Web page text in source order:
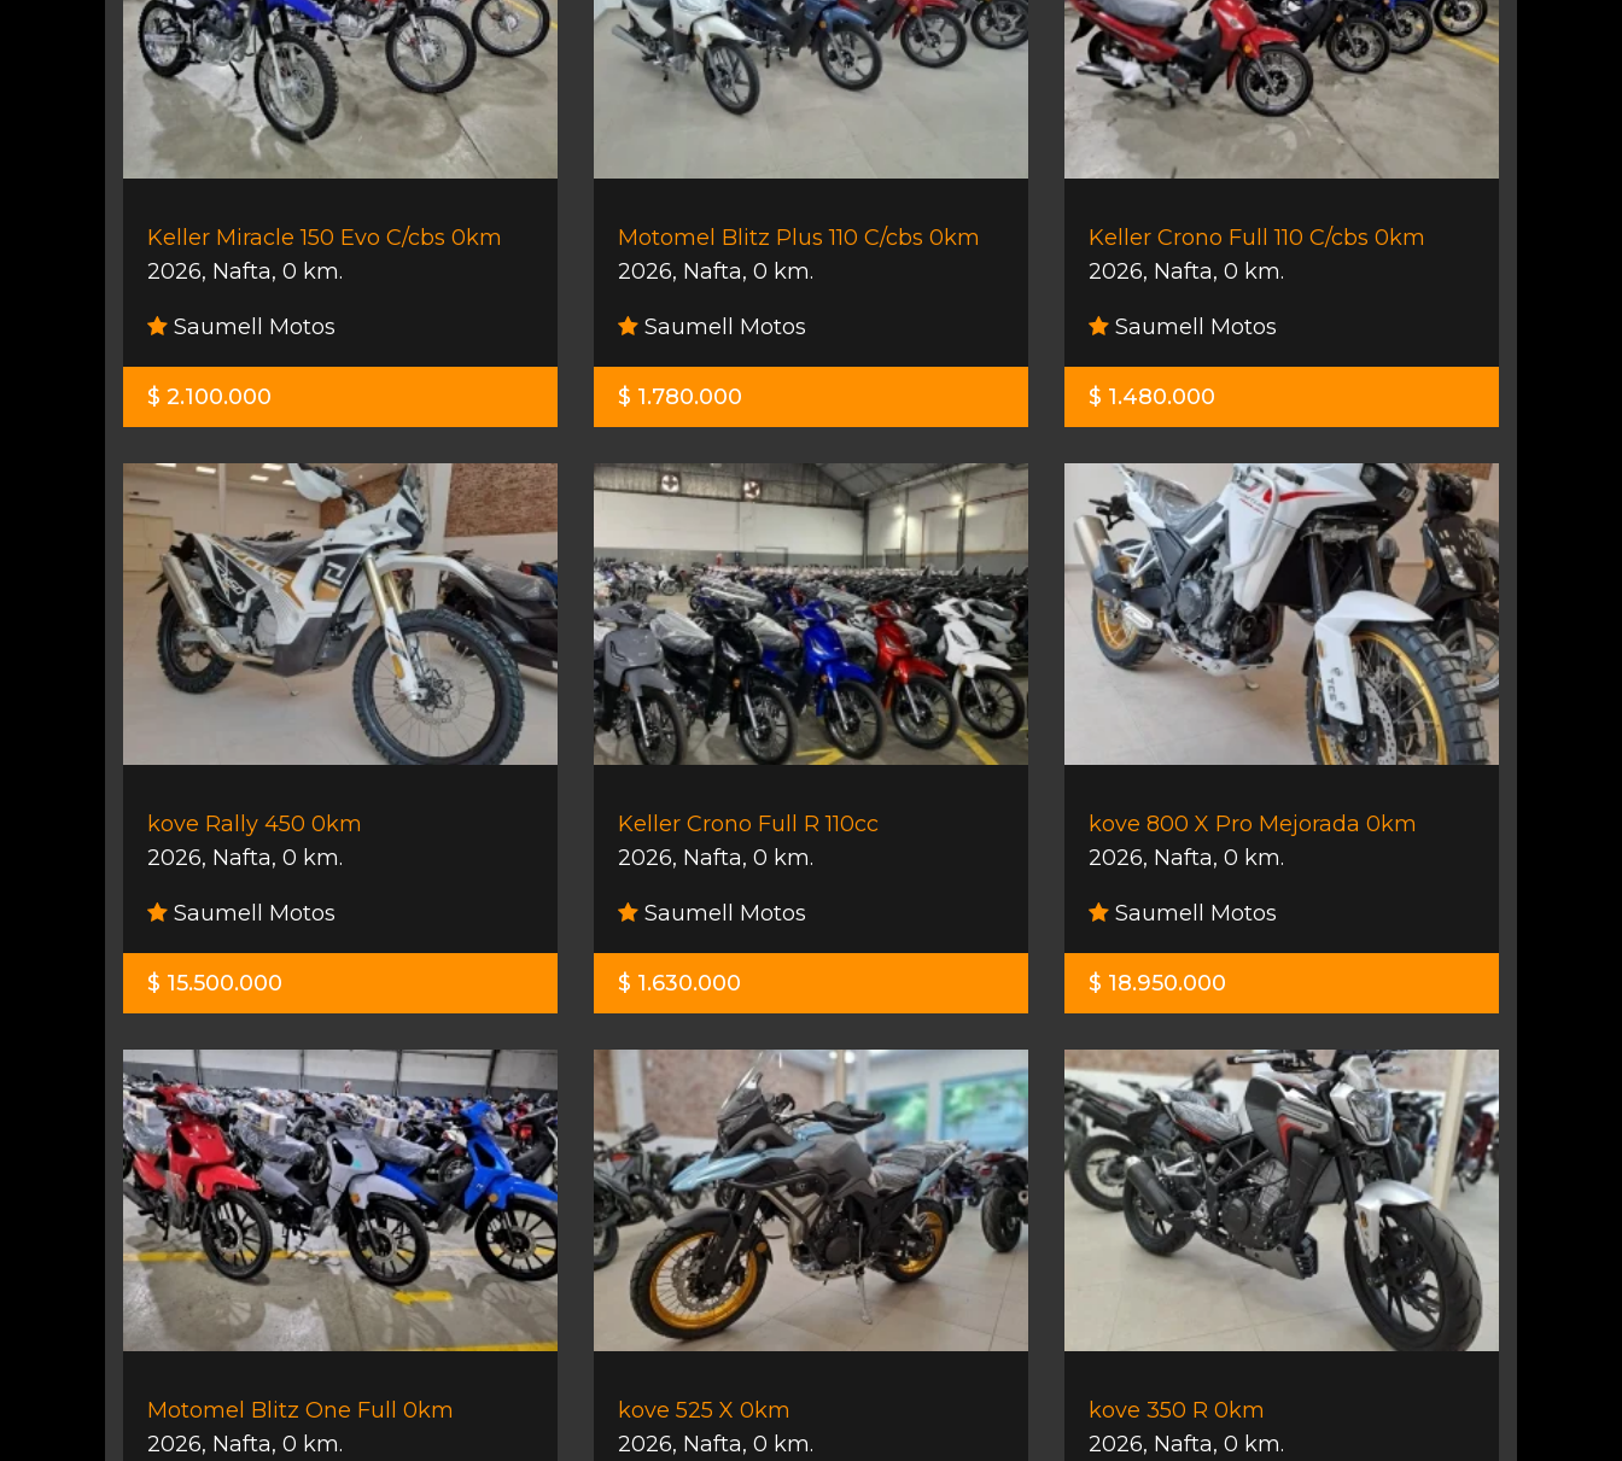
Keller Miracle 150 Evo C/cbs 0km
2026, Nafta, 0 km.
Saumell Motos
$ 2.100.000
Motomel Blitz Plus 110 C/cbs 0km
2026, Nafta, 0 km.
Saumell Motos
$ 1.780.000
Keller Crono Full 110 C/cbs 0km
2026, Nafta, 0 km.
Saumell Motos
$ 1.480.000
kove Rally 450 0km
2026, Nafta, 0 km.
Saumell Motos
$ 15.500.000
Keller Crono Full R 110cc
2026, Nafta, 0 km.
Saumell Motos
$ 1.630.000
kove 800 X Pro Mejorada 0km
2026, Nafta, 0 km.
Saumell Motos
$ 18.950.000
Motomel Blitz One Full 0km
2026, Nafta, 0 km.
kove 525 X 0km
2026, Nafta, 0 km.
kove 350 R 0km
2026, Nafta, 0 km.